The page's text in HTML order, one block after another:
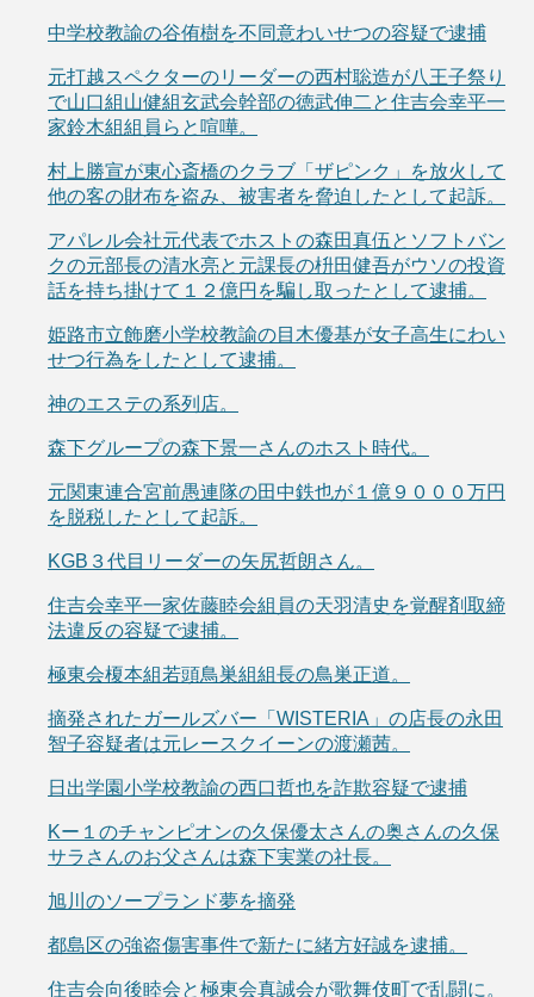
中学校教諭の谷侑樹を不同意わいせつの容疑で逮捕
元打越スペクターのリーダーの西村聡造が八王子祭り
で山口組山健組玄武会幹部の徳武伸二と住吉会幸平一
家鈴木組組員らと喧嘩。
村上勝宣が東心斎橋のクラブ「ザピンク」を放火して
他の客の財布を盗み、被害者を脅迫したとして起訴。
アパレル会社元代表でホストの森田真伍とソフトバン
クの元部長の清水亮と元課長の枡田健吾がウソの投資
話を持ち掛けて１２億円を騙し取ったとして逮捕。
姫路市立飾磨小学校教諭の目木優基が女子高生にわい
せつ行為をしたとして逮捕。
神のエステの系列店。
森下グループの森下景一さんのホスト時代。
元関東連合宮前愚連隊の田中鉄也が１億９０００万円
を脱税したとして起訴。
KGB３代目リーダーの矢尻哲朗さん。
住吉会幸平一家佐藤睦会組員の天羽清史を覚醒剤取締
法違反の容疑で逮捕。
極東会榎本組若頭鳥巣組組長の鳥巣正道。
摘発されたガールズバー「WISTERIA」の店長の永田
智子容疑者は元レースクイーンの渡瀬茜。
日出学園小学校教諭の西口哲也を詐欺容疑で逮捕
Kー１のチャンピオンの久保優太さんの奥さんの久保
サラさんのお父さんは森下実業の社長。
旭川のソープランド夢を摘発
都島区の強盗傷害事件で新たに緒方好誠を逮捕。
住吉会向後睦会と極東会真誠会が歌舞伎町で乱闘に。